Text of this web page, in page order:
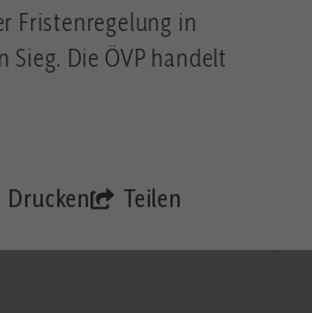
Fristenregelung in
Die ÖVP handelt
Drucken Teilen